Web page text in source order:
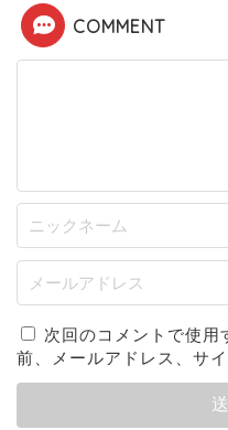
COMMENT
次回のコメントで使用
前、メールアドレス、サイ